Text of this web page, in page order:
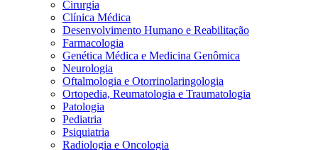
Cirurgia
Clínica Médica
Desenvolvimento Humano e Reabilitação
Farmacologia
Genética Médica e Medicina Genômica
Neurologia
Oftalmologia e Otorrinolaringologia
Ortopedia, Reumatologia e Traumatologia
Patologia
Pediatria
Psiquiatria
Radiologia e Oncologia